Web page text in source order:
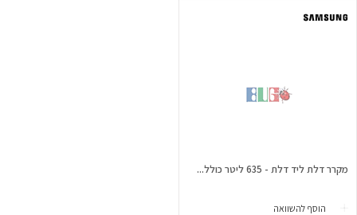
מקרר דלת ליד דלת - 635 ליטר כולל...
הוסף להשוואה